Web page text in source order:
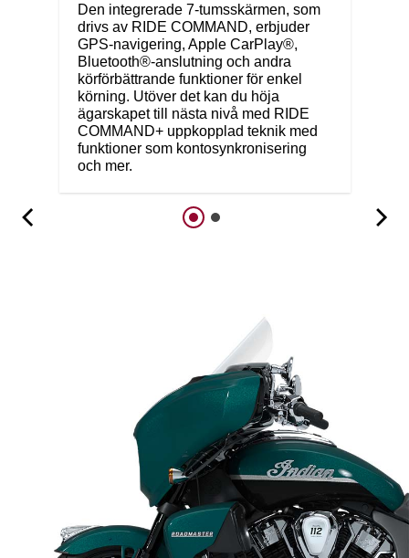
Den integrerade 7-tumsskärmen, som
drivs av RIDE COMMAND, erbjuder
GPS-navigering, Apple CarPlay®,
Bluetooth®-anslutning och andra
körförbättrande funktioner för enkel
körning. Utöver det kan du höja
ägarskapet till nästa nivå med RIDE
COMMAND+ uppkopplad teknik med
funktioner som kontosynkronisering
och mer.